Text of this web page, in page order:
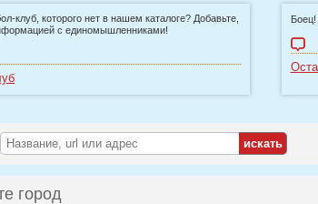
клуб, которого нет в нашем каталоге? Добавьте,
с единомышленниками!
Боец!
город